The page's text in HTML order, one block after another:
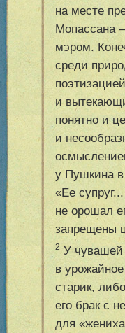
на месте
Мопассана
мэром.
среди
и
понятно и
и
у Пушкина
«Ее
не орошал
запрещены
2 У чувашей
в
старик,
его брак с
для